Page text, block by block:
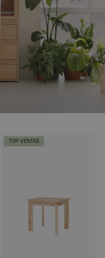
TOP VENTAS